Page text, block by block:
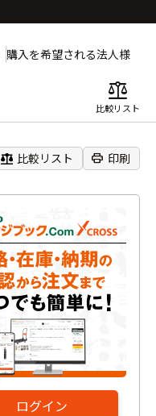
購入を希望される法人様
balance
比較リスト
balance 比較リスト print 印刷
ログイン